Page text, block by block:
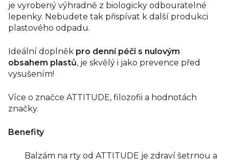
je vyrobený výhradně z biologicky odbouratelné
lepenky. Nebudete tak přispívat k další produkci
plastového odpadu.
Ideální doplněk pro denní péči s nulovým
obsahem plastů, je skvělý i jako prevence před
vysušením!
Více o značce ATTITUDE, filozofii a hodnotách
značky.
Benefity
Balzám na rty od ATTITUDE je zdraví šetrnou a